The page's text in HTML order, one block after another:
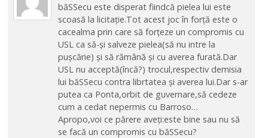
băSSecu este disperat fiindcă pielea lui este
scoasă la licitație.Tot acest joc în forță este o
cacealma prin care să forțeze un compromis cu
USL ca să-și salveze pielea(să nu intre la
pușcărie) și să rămână și cu averea furată.Dar
USL nu acceptă(încă?) trocul,respectiv demisia
lui băSSecu contra librtatea și averea lui.Dar s-ar
putea ca Ponta,orbit de guvernare,să cedeze
cum a cedat nepermis cu Barroso…
Apropo,voi ce părere aveți:este bine sau nu să
se facă un compromis cu băSSecu?